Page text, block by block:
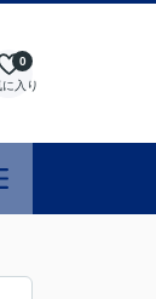
に入り
0